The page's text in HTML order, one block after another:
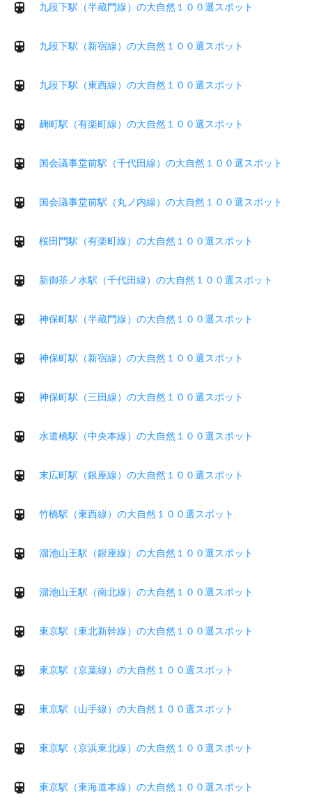
九段下駅（半蔵門線）の大自然１００選スポット
九段下駅（新宿線）の大自然１００選スポット
九段下駅（東西線）の大自然１００選スポット
麹町駅（有楽町線）の大自然１００選スポット
国会議事堂前駅（千代田線）の大自然１００選スポット
国会議事堂前駅（丸ノ内線）の大自然１００選スポット
桜田門駅（有楽町線）の大自然１００選スポット
新御茶ノ水駅（千代田線）の大自然１００選スポット
神保町駅（半蔵門線）の大自然１００選スポット
神保町駅（新宿線）の大自然１００選スポット
神保町駅（三田線）の大自然１００選スポット
水道橋駅（中央本線）の大自然１００選スポット
末広町駅（銀座線）の大自然１００選スポット
竹橋駅（東西線）の大自然１００選スポット
溜池山王駅（銀座線）の大自然１００選スポット
溜池山王駅（南北線）の大自然１００選スポット
東京駅（東北新幹線）の大自然１００選スポット
東京駅（京葉線）の大自然１００選スポット
東京駅（山手線）の大自然１００選スポット
東京駅（京浜東北線）の大自然１００選スポット
東京駅（東海道本線）の大自然１００選スポット